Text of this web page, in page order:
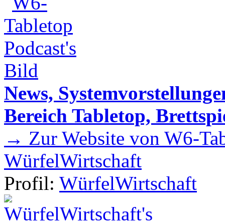
News,
Bereich Tabletop,
→ Zur Website von W6-
WürfelWirtschaft
Profil: WürfelWirtschaft